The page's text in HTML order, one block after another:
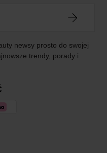
newsy prosto do swojej
trendy, porady i